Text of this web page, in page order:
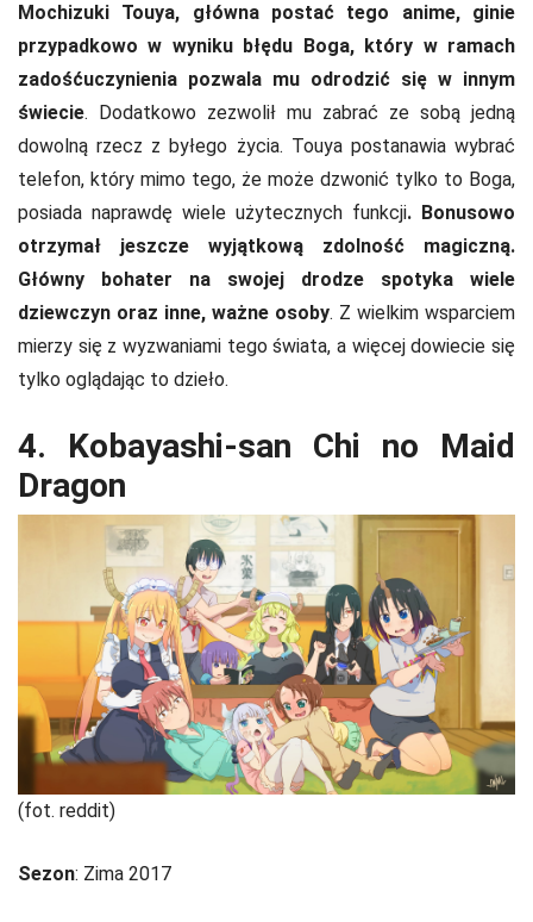
Mochizuki Touya, główna postać tego anime, ginie
przypadkowo w wyniku błędu Boga, który w ramach
zadośćuczynienia pozwala mu odrodzić się w innym
świecie. Dodatkowo zezwolił mu zabrać ze sobą jedną
dowolną rzecz z byłego życia. Touya postanawia wybrać
telefon, który mimo tego, że może dzwonić tylko to Boga,
posiada naprawdę wiele użytecznych funkcji. Bonusowo
otrzymał jeszcze wyjątkową zdolność magiczną.
Główny bohater na swojej drodze spotyka wiele
dziewczyn oraz inne, ważne osoby. Z wielkim wsparciem
mierzy się z wyzwaniami tego świata, a więcej dowiecie się
tylko oglądając to dzieło.
4. Kobayashi-san Chi no Maid
Dragon
(fot. reddit)
Sezon: Zima 2017